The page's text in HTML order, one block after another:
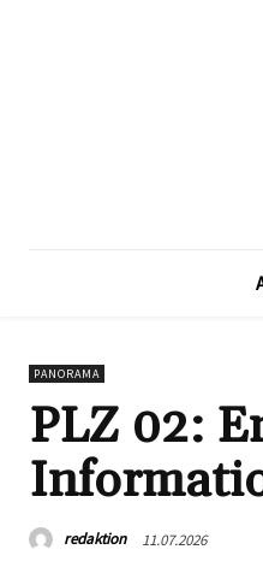
PANORAMA
PLZ 02:
redaktion 11.07.2026